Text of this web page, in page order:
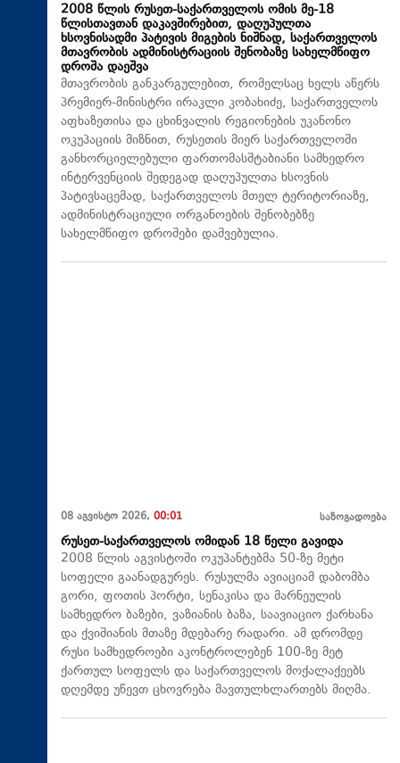
2008 წლის რუსეთ-საქართველოს ომის მე-18
წლისთავთან დაკავშირებით, დაღუპულთა
ხსოვნისადმი პატივის მიგების ნიშნად, საქართველოს
მთავრობის ადმინისტრაციის შენობაზე სახელმწიფო
დროშა დაეშვა
მთავრობის განკარგულებით, რომელსაც ხელს აწერს
პრემიერ-მინისტრი ირაკლი კობახიძე, საქართველოს
აფხაზეთისა და ცხინვალის რეგიონების უკანონო
ოკუპაციის მიზნით, რუსეთის მიერ საქართველოში
განხორციელებული ფართომასშტაბიანი სამხედრო
ინტერვენციის შედეგად დაღუპულთა ხსოვნის
პატივსაცემად, საქართველოს მთელ ტერიტორიაზე,
ადმინისტრაციული ორგანოების შენობებზე
სახელმწიფო დროშები დაშვებულია.
08 აგვისტო 2026, 00:01 საზოგადოება
რუსეთ-საქართველოს ომიდან 18 წელი გავიდა
2008 წლის აგვისტოში ოკუპანტებმა 50-ზე მეტი
სოფელი გაანადგურეს. რუსულმა ავიაციამ დაბომბა
გორი, ფოთის პორტი, სენაკისა და მარნეულის
სამხედრო ბაზები, ვაზიანის ბაზა, საავიაციო ქარხანა
და ქვიშიანის მთაზე მდებარე რადარი. ამ დრომდე
რუსი სამხედროები აკონტროლებენ 100-ზე მეტ
ქართულ სოფელს და საქართველოს მოქალაქეებს
დღემდე უწევთ ცხოვრება მავთულხლართებს მიღმა.